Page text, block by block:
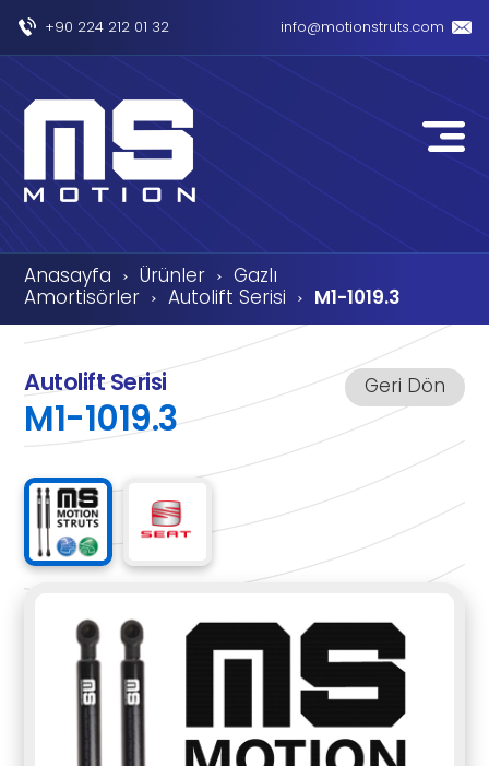
+90 224 212 01 32 info@motionstruts.com
Anasayfa › Ürünler › Gazlı
Amortisörler › Autolift Serisi › M1-1019.3
Geri Dön
Autolift Serisi
M1-1019.3